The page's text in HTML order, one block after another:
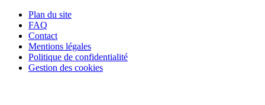
Plan du site
FAQ
Contact
Mentions légales
Politique de confidentialité
Gestion des cookies